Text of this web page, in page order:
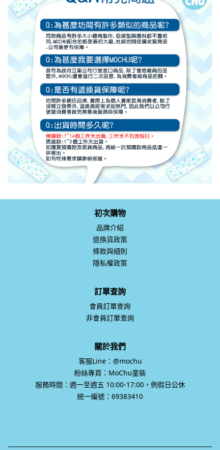
初次購物
品牌介紹
退換貨政策
條款與細則
隱私權政策
訂單查詢
會員訂單查詢
非會員訂單查詢
關於我們
客服Line：@mochu
粉絲專頁：MoChu童裝
服務時間：週一至週五 10:00-17:00，例假日公休
統一編號：69383410